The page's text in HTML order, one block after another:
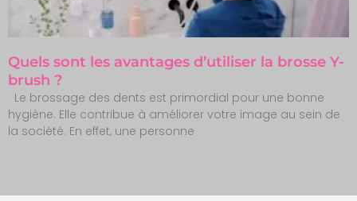
Quels sont les avantages d’utiliser la brosse Y-
brush ?
Le brossage des dents est primordial pour une bonne
hygiène. Elle contribue à améliorer votre image au sein de
la société. En effet, une personne